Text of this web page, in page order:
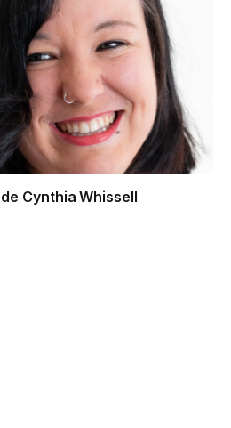
Cynthia Whissell